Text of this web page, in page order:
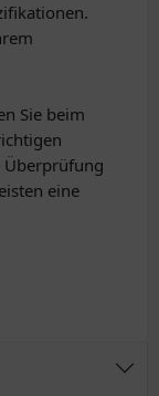
Sie beim
Überprüfung
eine